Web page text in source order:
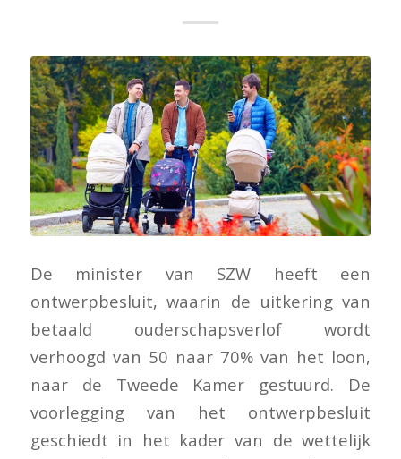
De minister van SZW heeft een
ontwerpbesluit, waarin de uitkering van
betaald ouderschapsverlof wordt
verhoogd van 50 naar 70% van het loon,
naar de Tweede Kamer gestuurd. De
voorlegging van het ontwerpbesluit
geschiedt in het kader van de wettelijk